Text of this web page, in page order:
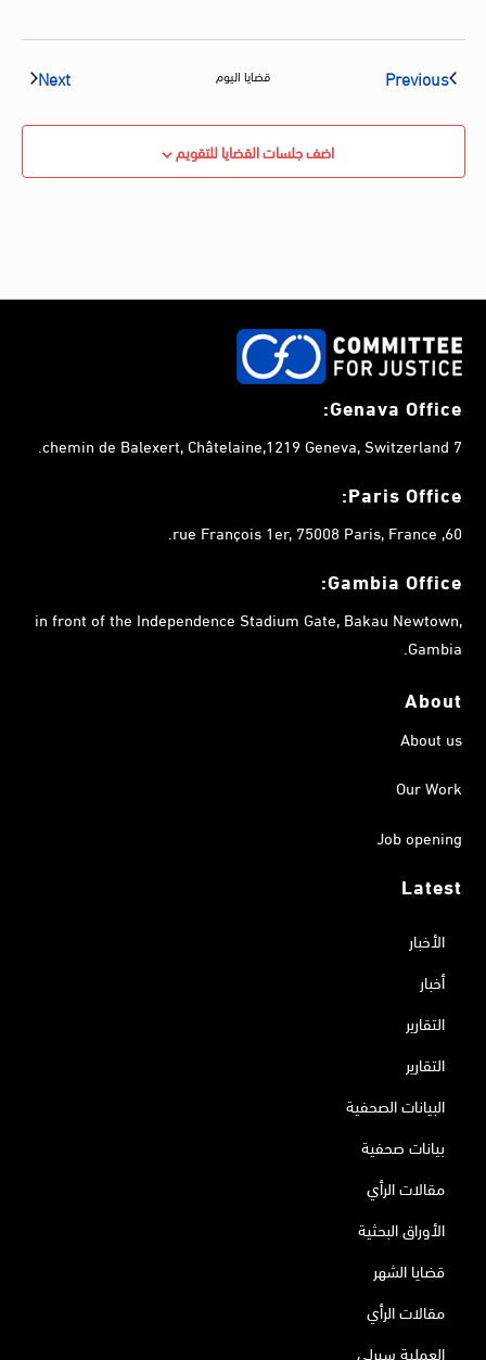
Previous قضايا اليوم Next
اضف جلسات القضايا للتقويم
Genava Office:
7 chemin de Balexert, Châtelaine,1219 Geneva, Switzerland.
Paris Office:
60, rue François 1er, 75008 Paris, France.
Gambia Office:
in front of the Independence Stadium Gate, Bakau Newtown,
Gambia.
About
About us
Our Work
Job opening
Latest
الأخبار
أخبار
التقارير
التقارير
البيانات الصحفية
بيانات صحفية
مقالات الرأي
الأوراق البحثية
قضايا الشهر
مقالات الرأي
العملية سيرلي